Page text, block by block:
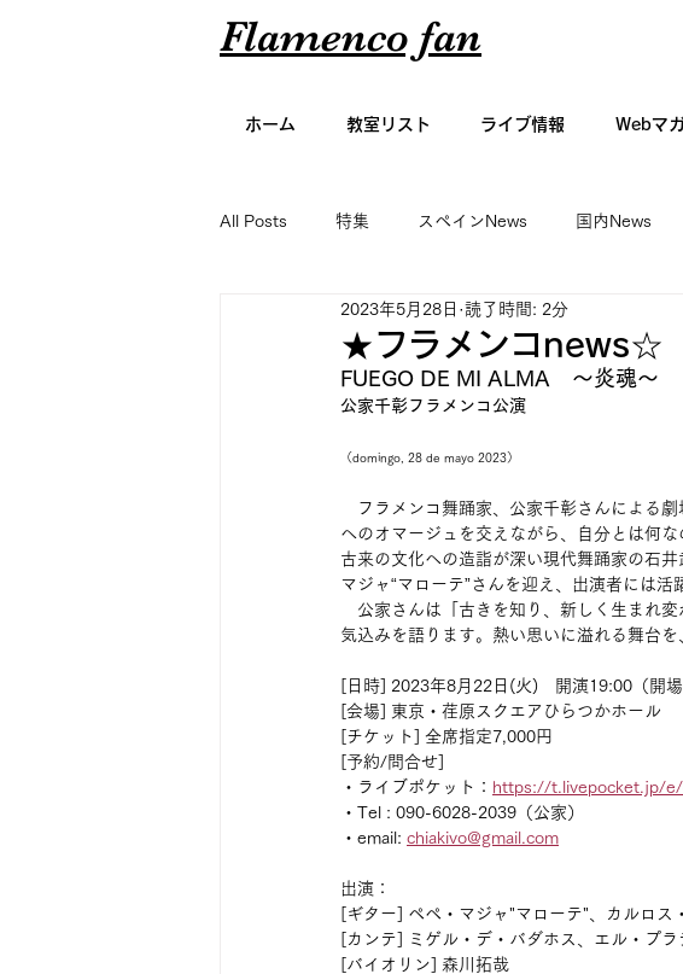
Flamenco fan
ホーム 教室リスト ライブ情報 Webマ
All Posts 特集 スペインNews 国内News
アーティスト名鑑 エッセイ
★フラメンコnews☆
2023年5月28日 読了時間: 2分
FUEGO DE MI ALMA　～炎魂～
公家千彰フラメンコ公演
（domingo, 28 de mayo 2023）
フラメンコ舞踊家、公家千彰さんによる劇
へのオマージュを交えながら、自分とは何
古来の文化への造詣が深い現代舞踊家の石
マジャ“マローテ”さんを迎え、出演者には
公家さんは「古きを知り、新しく生まれ変
気込みを語ります。熱い思いに溢れる舞台を
[日時] 2023年8月22日(火)　開演19:00（開場
[会場] 東京・荏原スクエアひらつかホール
[チケット] 全席指定7,000円
[予約/問合せ]
・ライブポケット： https://t.livepocket.jp/e/
・Tel : 090-6028-2039（公家）
・email: chiakivo@gmail.com
出演：
[ギター] ペペ・マジャ"マローテ"、カルロス
[カンテ] ミゲル・デ・バダホス、エル・プラ
[バイオリン] 森川拓哉